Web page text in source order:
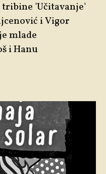
tribine 'Učitavanje'
iVigor
mlade
iHanu